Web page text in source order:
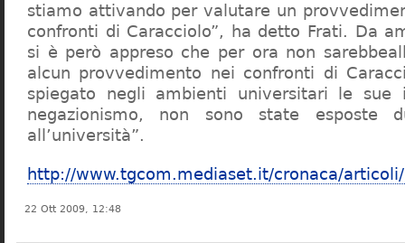
stiamo attivando per valutare un
confronti di Caracciolo”, ha detto Frati. Da
si è però appreso che per ora non
alcun provvedimento nei confronti di
spiegato negli ambienti universitari le sue
negazionismo, non sono state esposte
all’università”.
http://www.tgcom.mediaset.it/cronaca/
22 Ott 2009, 12:48